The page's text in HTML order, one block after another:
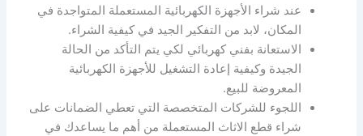
عند شراء الأجهزة الكهربائية المستعملة المتواجدة في
المكان، لابد من التفكير الجيد في كيفية الشراء.
الاستعانة بفني كهربائي لكي يتم التأكد من الحالة
الجيدة وكيفية إعادة التشغيل للأجهزة الكهربائية
المعروضة للبيع.
اللجوء للشركات المتخصصة التي تعطي الضمانات على
شراء قطع الاثاث المستعملة من أهم ما يساعدك في